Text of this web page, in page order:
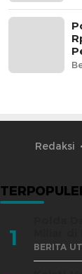
Redaksi
1 BERITA